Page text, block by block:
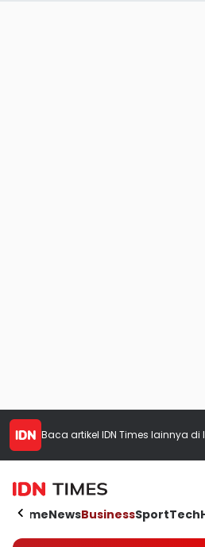
Baca artikel IDN Times lainnya di
HomeNewsBusinessSportTech